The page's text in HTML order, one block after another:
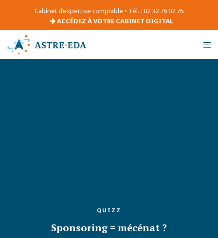
Cabinet d’expertise comptable • Tél. : 02 32 76 02 76
ACCÉDEZ À VOTRE CABINET DIGITAL
QUIZZ
Sponsoring = mécénat ?